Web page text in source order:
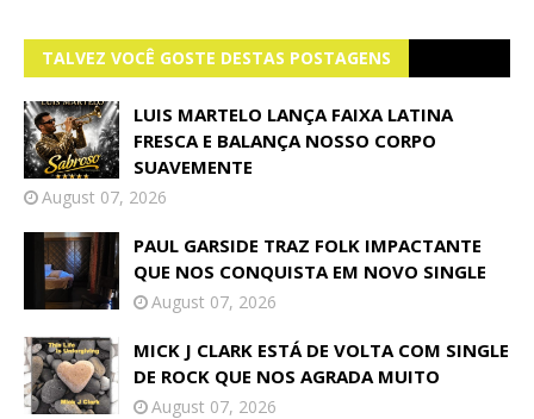
TALVEZ VOCÊ GOSTE DESTAS POSTAGENS
LUIS MARTELO LANÇA FAIXA LATINA
FRESCA E BALANÇA NOSSO CORPO
SUAVEMENTE
August 07, 2026
PAUL GARSIDE TRAZ FOLK IMPACTANTE
QUE NOS CONQUISTA EM NOVO SINGLE
August 07, 2026
MICK J CLARK ESTÁ DE VOLTA COM SINGLE
DE ROCK QUE NOS AGRADA MUITO
August 07, 2026